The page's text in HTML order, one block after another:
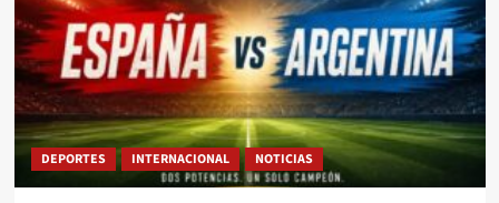
DEPORTES INTERNACIONAL NOTICIAS